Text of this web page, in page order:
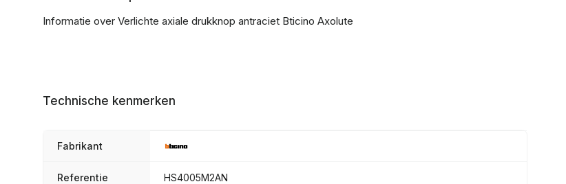
Informatie over Verlichte axiale drukknop antraciet Bticino Axolute
Technische kenmerken
Fabrikant
Referentie HS4005M2AN